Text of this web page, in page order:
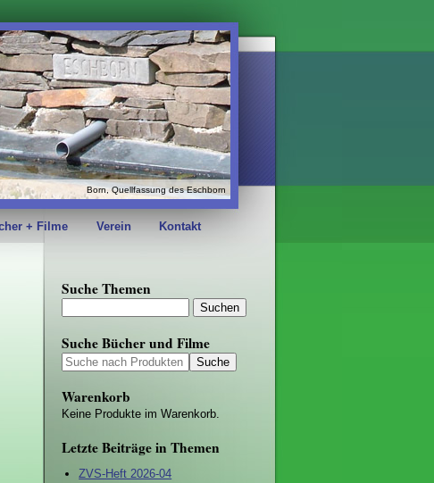
Born, Quellfassung des Eschborn
+ Filme Verein Kontakt
Suche Themen
Suche Bücher und Filme
Warenkorb
Keine Produkte im Warenkorb.
Letzte Beiträge in Themen
ZVS-Heft 2026-04